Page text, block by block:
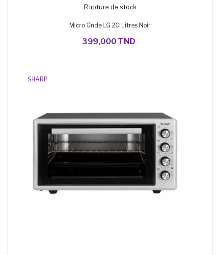
Rupture de stock
Micro Onde LG 20 Litres Noir
399,000 TND
SHARP